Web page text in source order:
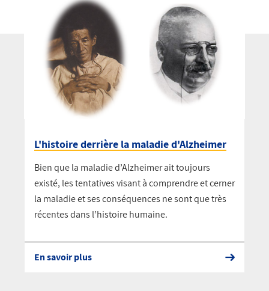
L'histoire derrière la maladie d'Alzheimer
Bien que la maladie d’Alzheimer ait toujours
existé, les tentatives visant à comprendre et cerner
la maladie et ses conséquences ne sont que très
récentes dans l’histoire humaine.
En savoir plus